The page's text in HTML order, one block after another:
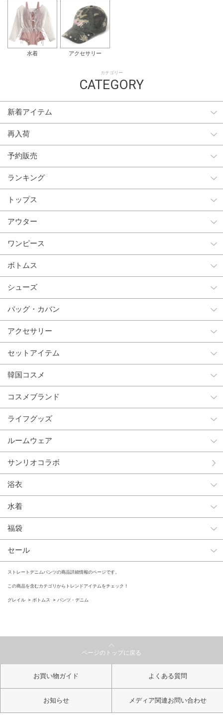
水着 アクセサリー
カテゴリー
CATEGORY
新着アイテム
再入荷
予約販売
ランキング
トップス
アウター
ワンピース
ボトムス
シューズ
バッグ・カバン
アクセサリー
セットアイテム
韓国コスメ
コスメブランド
ライフグッズ
ルームウェア
サンリオコラボ
浴衣
水着
福袋
セール
ストレートデニムパンツの商品詳細情報のページです。
この商品を含むカテゴリからトレンドアイテムをチェック！
グレイル ボトムス パンツ・デニム
ページのトップに戻る
お買い物ガイド よくある質問
お知らせ メディア関連お問い合わせ